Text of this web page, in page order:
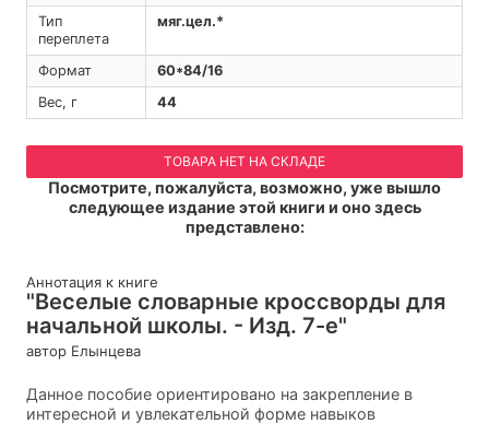
Тип
переплета
мяг.цел.*
Формат
60*84/16
Вес, г
44
ТОВАРА НЕТ НА СКЛАДЕ
Посмотрите, пожалуйста, возможно, уже вышло
следующее издание этой книги и оно здесь
представлено:
Аннотация к книге
"Веселые словарные кроссворды для
начальной школы. - Изд. 7-е"
автор Елынцева
Данное пособие ориентировано на закрепление в
интересной и увлекательной форме навыков